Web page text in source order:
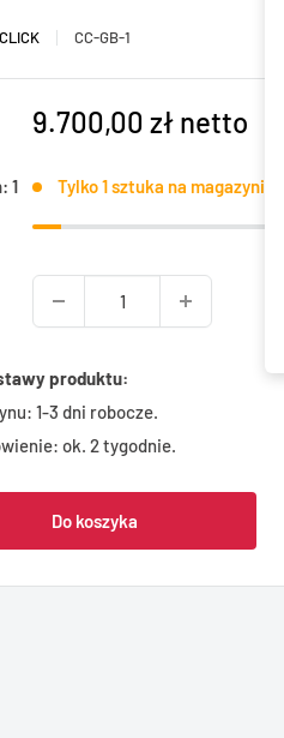
CC-GB-1
9.700,00 zł netto
1 Tylko 1 sztuka na magazynie
produktu:
1-3 dni robocze.
ok. 2 tygodnie.
Do koszyka